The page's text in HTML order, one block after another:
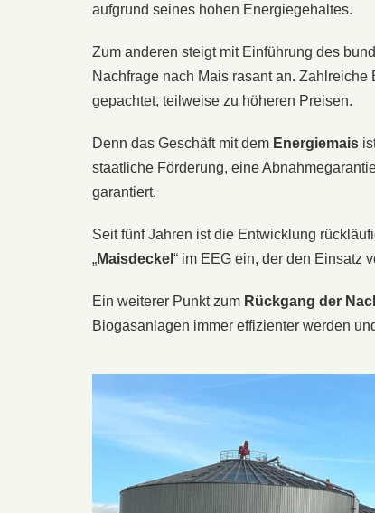
aufgrund seines hohen Energiegehaltes.
Zum anderen steigt mit Einführung des
Nachfrage nach Mais rasant an.
gepachtet, teilweise zu höheren Preisen.
Denn das Geschäft mit dem Energiemais
staatliche Förderung, eine
garantiert.
Seit fünf Jahren ist die Entwicklung
„Maisdeckel “ im EEG ein, der den Einsatz
Ein weiterer Punkt zum Rückgang der
Biogasanlagen immer effizienter werden